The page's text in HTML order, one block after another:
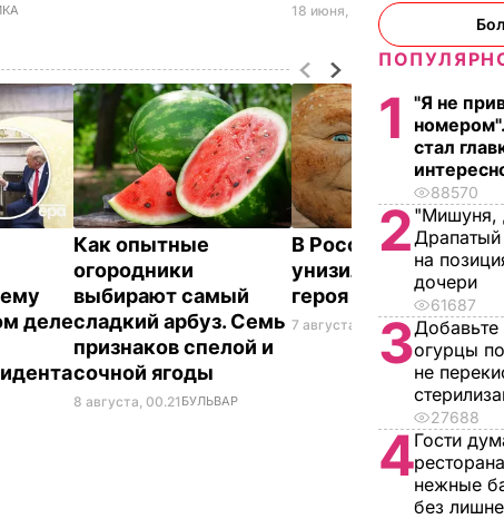
18 июня, 12.57ПОЛИТИКА
деле
Как опытные
огородники
выбирают самый
сладкий арбуз. Семь
признаков спелой и
сочной ягоды
8 августа, 00.21 БУЛЬВАР
В России жестоко
унизили любимого
героя Путина
7 августа, 23.32БУЛЬВАР
1
"Я не
стал
88570
2 "Мишуня,
Драпатый
на
дочери
61687
3огурцы
не
27688
4Гости
нежные
без